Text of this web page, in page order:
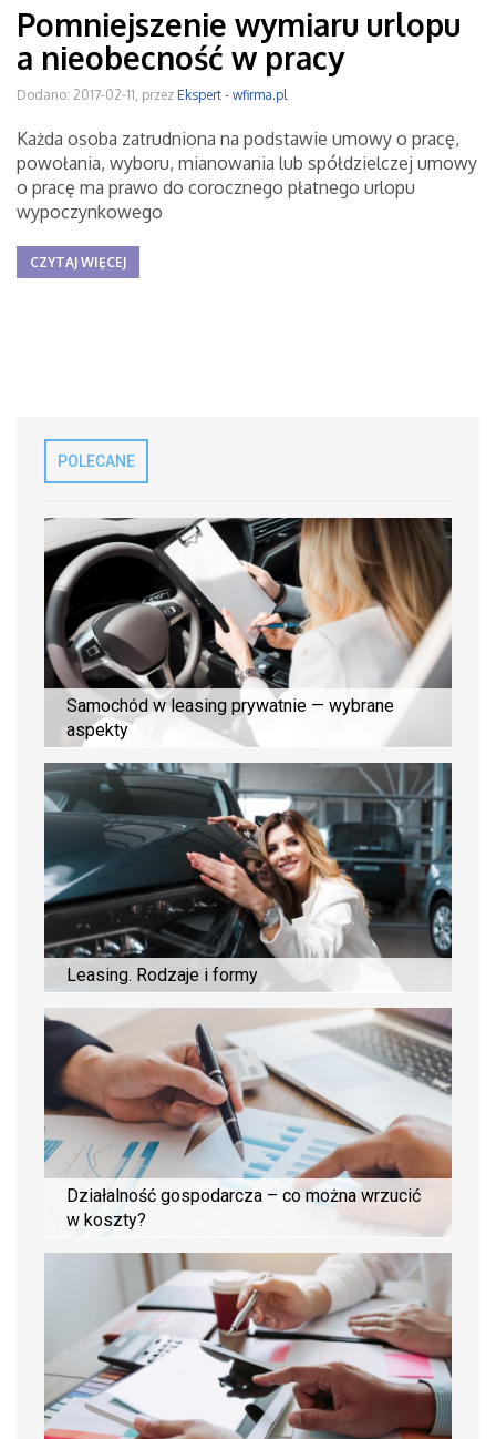
Pomniejszenie wymiaru urlopu
a nieobecność w pracy
Dodano: 2017-02-11, przez Ekspert - wfirma.pl
Każda osoba zatrudniona na podstawie umowy o pracę,
powołania, wyboru, mianowania lub spółdzielczej umowy
o pracę ma prawo do corocznego płatnego urlopu
wypoczynkowego
CZYTAJ WIĘCEJ
POLECANE
Samochód w leasing prywatnie — wybrane
aspekty
Leasing. Rodzaje i formy
Działalność gospodarcza – co można wrzucić
w koszty?